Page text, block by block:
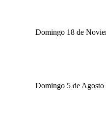
Domingo 18 de
Domingo 5 de Agosto